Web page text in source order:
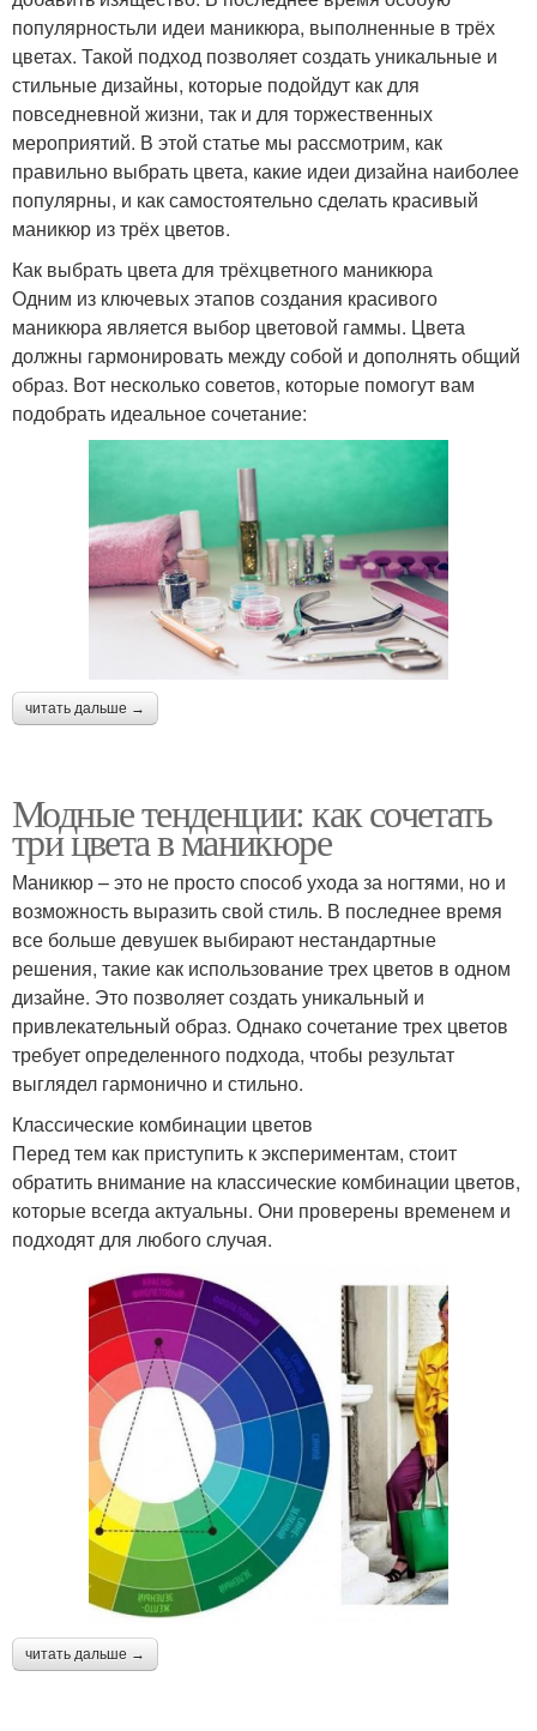
популярностьли идеи маникюра, выполненные в трёх
цветах. Такой подход позволяет создать уникальные и
стильные дизайны, которые подойдут как для
повседневной жизни, так и для торжественных
мероприятий. В этой статье мы рассмотрим, как
правильно выбрать цвета, какие идеи дизайна наиболее
популярны, и как самостоятельно сделать красивый
маникюр из трёх цветов.
Как выбрать цвета для трёхцветного маникюра
Одним из ключевых этапов создания красивого
маникюра является выбор цветовой гаммы. Цвета
должны гармонировать между собой и дополнять общий
образ. Вот несколько советов, которые помогут вам
подобрать идеальное сочетание:
читать дальше →
Модные тенденции: как сочетать
три цвета в маникюре
Маникюр – это не просто способ ухода за ногтями, но и
возможность выразить свой стиль. В последнее время
все больше девушек выбирают нестандартные
решения, такие как использование трех цветов в одном
дизайне. Это позволяет создать уникальный и
привлекательный образ. Однако сочетание трех цветов
требует определенного подхода, чтобы результат
выглядел гармонично и стильно.
Классические комбинации цветов
Перед тем как приступить к экспериментам, стоит
обратить внимание на классические комбинации цветов,
которые всегда актуальны. Они проверены временем и
подходят для любого случая.
читать дальше →